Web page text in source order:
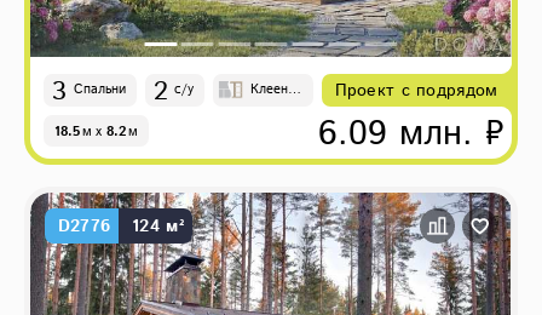
3 Спальни 2 с/у
Клеены
о-панел
ьные
18.5м x 8.2м
Проект с подрядом
6.09 млн. ₽
D2776 124 м²